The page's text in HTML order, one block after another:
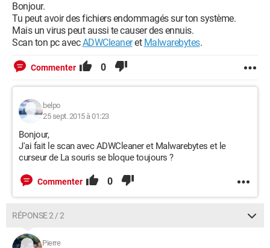
Bonjour.
Tu peut avoir des fichiers endommagés sur ton système.
Mais un virus peut aussi te causer des ennuis.
Scan ton pc avecADWCleaneret Malwarebytes.
Commenter 0
belpo
25 sept. 2015 à 01:23
Bonjour,
J'ai fait le scan avec ADWCleaner et Malwarebytes et le
curseur de La souris se bloque toujours ?
Commenter 0
RÉPONSE 2 / 2
Pierre